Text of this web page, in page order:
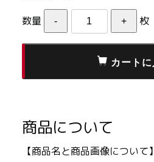
数量 枚
商品について
【商品名と商品画像について】